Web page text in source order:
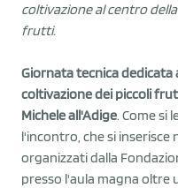
coltivazione al centro
frutti.
Giornata tecnica dedicata
coltivazione dei piccoli
Michele all'Adige. Come si
l'incontro, che si inserisce
organizzati dalla
presso l'aula magna